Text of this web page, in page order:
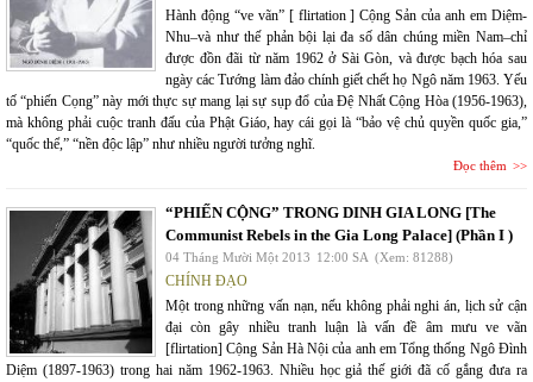
Hành động “ve vãn” [ flirtation ] Cộng Sản của anh em Diệm-
Nhu–và như thế phản bội lại đa số dân chúng miền Nam–chỉ
được đồn đãi từ năm 1962 ở Sài Gòn, và được bạch hóa sau
ngày các Tướng làm đảo chính giết chết họ Ngô năm 1963. Yếu
tố “phiến Cọng” này mới thực sự mang lại sự sụp đổ của Đệ Nhất Cộng Hòa (1956-1963),
mà không phải cuộc tranh đấu của Phật Giáo, hay cái gọi là “bảo vệ chủ quyền quốc gia,”
“quốc thể,” “nền độc lập” như nhiều người tưởng nghĩ.
Đọc thêm
“PHIẾN CỘNG” TRONG DINH GIA LONG [The
Communist Rebels in the Gia Long Palace] (Phần I )
04 Tháng Mười Một 2013 12:00 SA (Xem: 81288)
CHÍNH ĐẠO
Một trong những vấn nạn, nếu không phải nghi án, lịch sử cận
đại còn gây nhiều tranh luận là vấn đề âm mưu ve vãn
[flirtation] Cộng Sản Hà Nội của anh em Tổng thống Ngô Đình
Diệm (1897-1963) trong hai năm 1962-1963. Nhiều học giả thế giới đã cố gắng đưa ra